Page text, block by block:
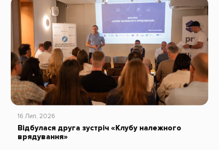
16 Лип, 2026
Відбулася друга зустріч «Клубу належного
врядування»